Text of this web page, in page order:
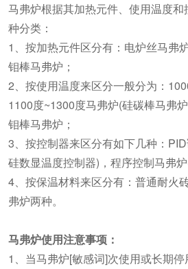
马弗炉根据其加热元件、使用温度
种分类：
1、按加热元件区分有：电炉丝马弗
钼棒马弗炉；
2、按使用温度来区分一般分为：
1100度~1300度马弗炉(硅碳棒马弗
钼棒马弗炉；
3、按控制器来区分有如下几种：
硅数显温度控制器)，程序控制马弗
4、按保温材料来区分有：普通耐火
弗炉两种。
马弗炉使用注意事项：
1、当马弗炉[敏感词]次使用或长期